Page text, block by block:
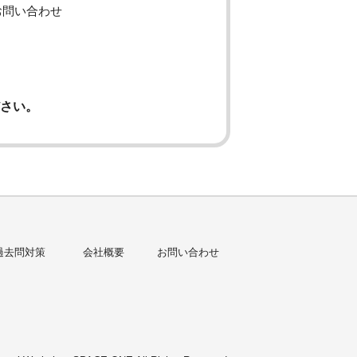
い合わせ
い。
去問対策 会社概要 お問い合わせ